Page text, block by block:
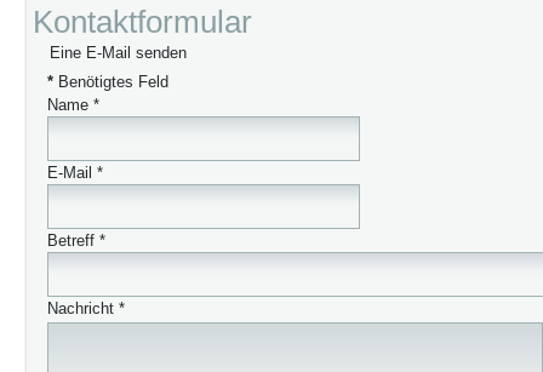
Kontaktformular
Eine E-Mail senden
*Benötigtes Feld
Name*
E-Mail *
Betreff*
Nachricht*